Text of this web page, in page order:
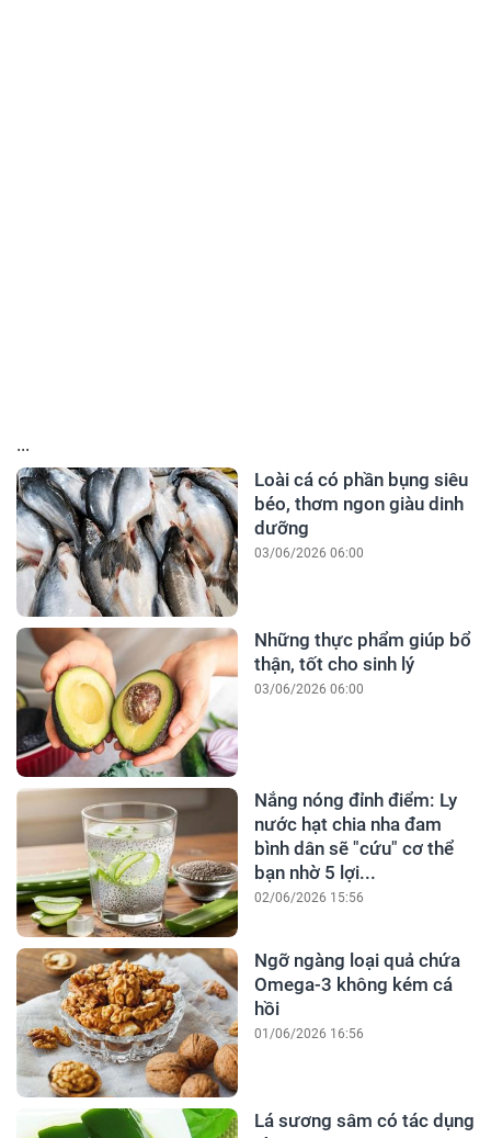
...
Loài cá có phần bụng siêu
béo, thơm ngon giàu dinh
dưỡng
03/06/2026 06:00
Những thực phẩm giúp bổ
thận, tốt cho sinh lý
03/06/2026 06:00
Nắng nóng đỉnh điểm: Ly
nước hạt chia nha đam
bình dân sẽ "cứu" cơ thể
bạn nhờ 5 lợi...
02/06/2026 15:56
Ngỡ ngàng loại quả chứa
Omega-3 không kém cá
hồi
01/06/2026 16:56
Lá sương sâm có tác dụng